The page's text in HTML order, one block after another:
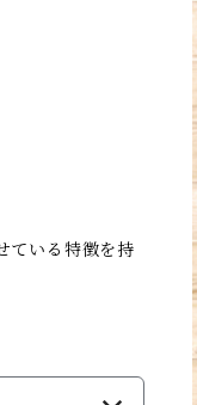
ている特徴を持